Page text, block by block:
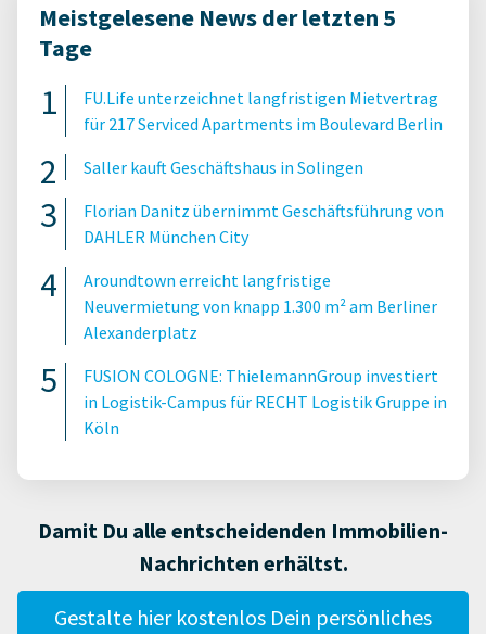
Meistgelesene News der letzten 5
Tage
FU.Life unterzeichnet langfristigen Mietvertrag
für 217 Serviced Apartments im Boulevard Berlin
Saller kauft Geschäftshaus in Solingen
Florian Danitz übernimmt Geschäftsführung von
DAHLER München City
Aroundtown erreicht langfristige
Neuvermietung von knapp 1.300 m² am Berliner
Alexanderplatz
FUSION COLOGNE: ThielemannGroup investiert
in Logistik-Campus für RECHT Logistik Gruppe in
Köln
Damit Du alle entscheidenden Immobilien-
Nachrichten erhältst.
Gestalte hier kostenlos Dein persönliches